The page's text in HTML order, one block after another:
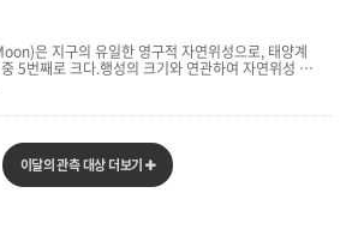
은 지구의 유일한 영구적 자연위성으로, 태양계
5번째로 크다.행성의 크기와 연관하여 자연위성 중
이달의 관측 대상 더보기